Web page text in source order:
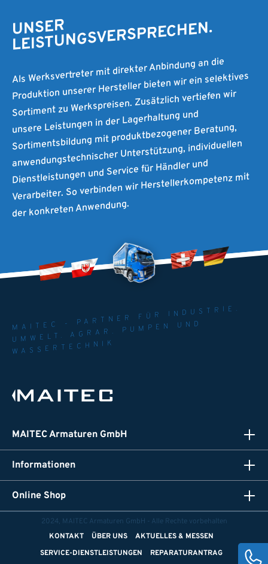
UNSER
LEISTUNGSVERSPRECHEN.
Als Werksvertreter mit direkter Anbindung an die
Produktion unserer Hersteller bieten wir ein selektives
Sortiment zu Werkspreisen. Zusätzlich vertiefen wir
unsere Leistungen in der Lagerhaltung und
Sortimentsbildung mit produktbezogener Beratung,
anwendungstechnischer Unterstützung, individuellen
Dienstleistungen und Service für Händler und
Verarbeiter. So verbinden wir Herstellerkompetenz mit
der konkreten Anwendung.
MAITEC - PARTNER FÜR INDUSTRIE.
UMWELT. AGRAR. PUMPEN UND
WASSERTECHNIK
MAITEC Armaturen GmbH
Informationen
Online Shop
2024, MAITEC Armaturen GmbH - Alle Rechte vorbehalten
KONTAKT
ÜBER UNS
AKTUELLES & MESSEN
SERVICE-DIENSTLEISTUNGEN
REPARATURANTRAG